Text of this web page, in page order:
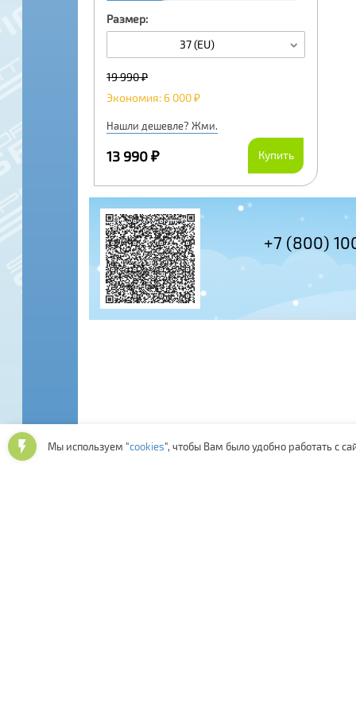
Размер:
37 (EU)
19 990 ₽
Экономия: 6 000 ₽
Нашли дешевле? Жми.
13 990 ₽ Купить
+7 (495)
Мы используем "cookies", чтобы Вам было удобно работать с